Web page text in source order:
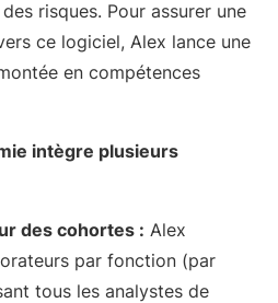
risques. Pour assurer une
ce logiciel, Alex lance une
en compétences
intègre plusieurs
des cohortes : Alex
par fonction (par
tous les analystes de